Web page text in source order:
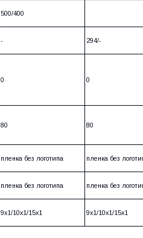
500/400
- 294/-
0 0
80 80
пленка без логотипа пленка без
пленка без логотипа пленка без
9х1/10х1/15х1 9х1/10х1/15х1